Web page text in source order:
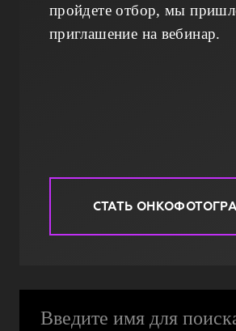
пройдете отбор, мы
приглашение на вебинар.
СТАТЬ